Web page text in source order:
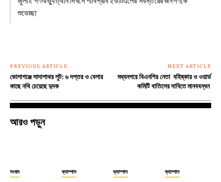
শুভেচ্ছা
PREVIOUS ARTICLE
ভোলাগঞ্জে সাদাপাথর লুট: ৬ দপ্তর ও বেলার
কাছে নথি চেয়েছে দুদক
NEXT ARTICLE
মধ্যনগরে বিএনপির নেতা বহিষ্কার ও ওয়ার্ড
কমিটি বাতিলের দাবিতে মানববন্ধন
আরও পড়ুন
সংবাদ ক্যাম্পাস ক্যাম্পাস ক্যাম্পাস